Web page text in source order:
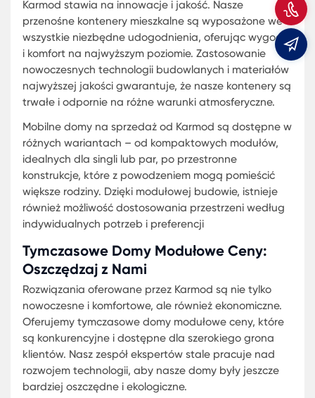
W świecie, gdzie mobilność i elastyczność
znaczeniu, mobilne domy na sprzedaż stają się
bardziej popularne. Karmod, lider w branży
modułowych rozwiązań mieszkaniowych, oferuje
najnowocześniejsze i najwygodniejsze przenośne
domy z drewna oraz inne materiały, które łączą
sobie elegancję, funkcjonalność i wygodę.
Rynek mobilnych domów tymczasowych rozrasta
dnia na dzień, a zainteresowanie tymczasowymi
mieszkaniami modułowymi rośnie w równym
Karmod zdaje sobie sprawę z różnorodności
klientów i oferuje szeroki wybór gotowych
przenośnych domów, które są nie tylko tanie, ale
również trwałe i stylowe.
Przenośne kontenery mieszkalne oferowane przez
Karmod to kombinacja nowoczesnego designu i
funkcjonalności. Każdy element jest precyzyjnie
zaprojektowany, aby spełniać najwyższe
jakości i komfortu. Z myślą o różnorodnych
potrzebach klientów, dostępne są różne rozmiary